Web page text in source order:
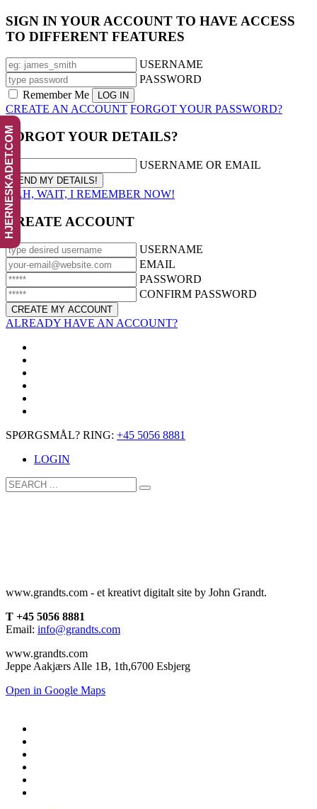
SIGN IN YOUR ACCOUNT TO HAVE ACCESS
TO DIFFERENT FEATURES
USERNAME
PASSWORD
Remember Me
CREATE AN ACCOUNT FORGOT YOUR PASSWORD?
FORGOT YOUR DETAILS?
USERNAME OR EMAIL
AAH, WAIT, I REMEMBER NOW!
CREATE ACCOUNT
USERNAME
EMAIL
PASSWORD
CONFIRM PASSWORD
ALREADY HAVE AN ACCOUNT?
SPØRGSMÅL? RING: +45 5056 8881
LOGIN
www.grandts.com - et kreativt digitalt site by John Grandt.
T +45 5056 8881
Email: info@grandts.com
www.grandts.com
Jeppe Aakjærs Alle 1B, 1th,6700 Esbjerg
Open in Google Maps
HJERNESKADET.COM